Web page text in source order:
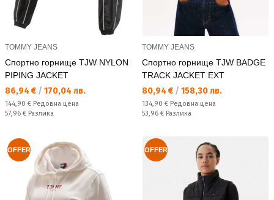
TOMMY JEANS
Спортно горнище TJW NYLON
PIPING JACKET
Текуща цена:
86,94 € / 170,04 лв.
Редовна цена:
144,90 € Редовна цена
Спестявате:
57,96 € Разлика
TOMMY JEANS
Спортно горнище TJW BADGE
TRACK JACKET EXT
Текуща цена:
80,94 € / 158,30 лв.
Редовна цена:
134,90 € Редовна цена
Спестявате:
53,96 € Разлика
OFFER OFFER